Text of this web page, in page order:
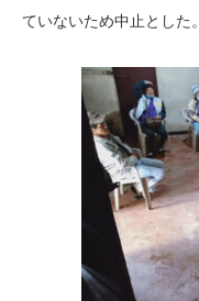
ていないため中止とした。